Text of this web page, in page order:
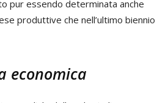
pur essendo determinata anche
produttive che nell’ultimo biennio
economica